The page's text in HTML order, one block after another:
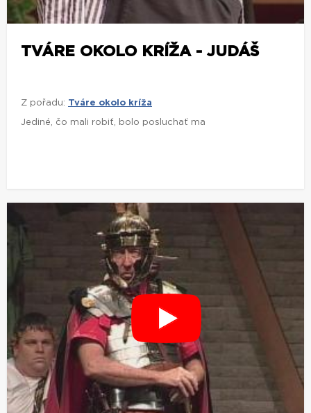
TVÁRE OKOLO KRÍŽA - JUDÁŠ
Z pořadu: Tváre okolo kríža
Jediné, čo mali robiť, bolo posluchať ma